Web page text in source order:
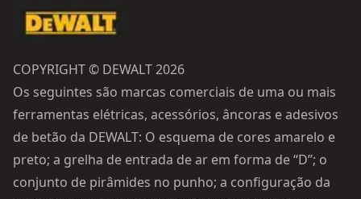
COPYRIGHT © DEWALT 2026
Os seguintes são marcas comerciais de uma ou mais
ferramentas elétricas, acessórios, âncoras e adesivos
de betão da DEWALT: O esquema de cores amarelo e
preto; a grelha de entrada de ar em forma de “D”; o
conjunto de pirâmides no punho; a configuração da